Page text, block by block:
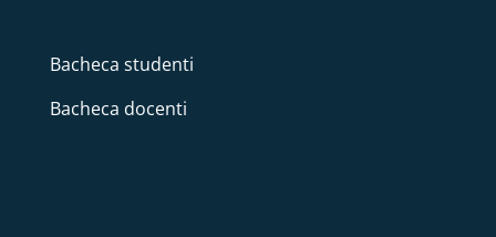
Bacheca studenti
Bacheca docenti